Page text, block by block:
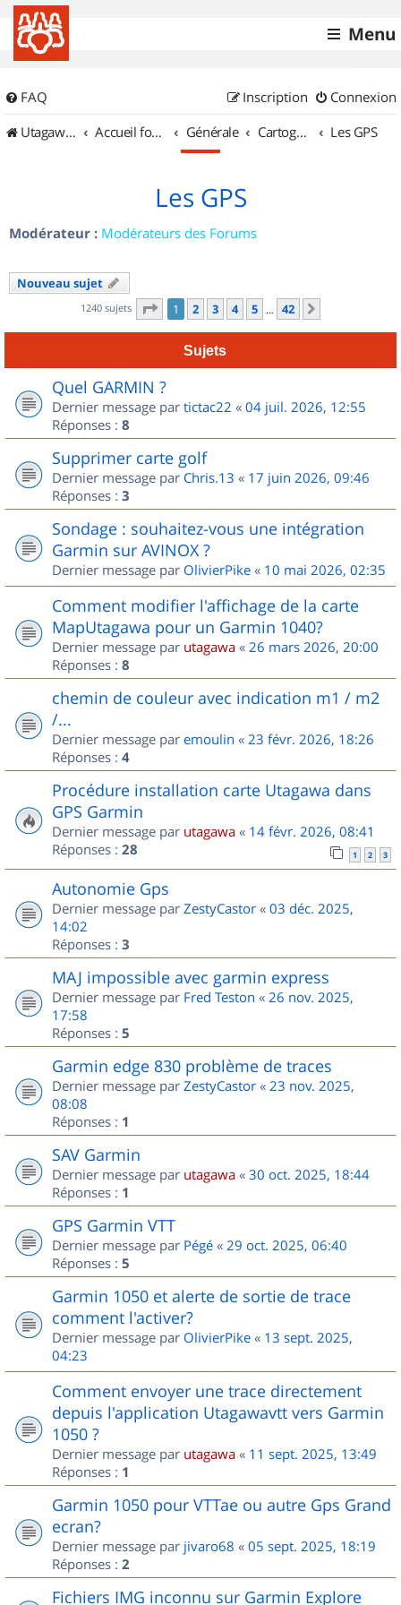
Menu
FAQ Connexion
Inscription
UtagawaVTT (Randos VTT et VTTAE avec traces GPS)
Accueil forum Générale Cartographie et GPS Les GPS
Les GPS
Modérateur : Modérateurs des Forums
Nouveau sujet
1240 sujets Page 1sur
1 2 3 4 5 … 42
Sujets
Quel GARMIN ?
Dernier message par tictac22 « 04 juil. 2026, 12:55
Réponses : 8
Supprimer carte golf
Dernier message par Chris.13 « 17 juin 2026, 09:46
Réponses : 3
Sondage : souhaitez-vous une intégration
Garmin sur AVINOX ?
Dernier message par OlivierPike « 10 mai 2026, 02:35
Comment modifier l'affichage de la carte
MapUtagawa pour un Garmin 1040?
Dernier message par utagawa « 26 mars 2026, 20:00
Réponses : 8
chemin de couleur avec indication m1 / m2
/...
Dernier message par emoulin « 23 févr. 2026, 18:26
Réponses : 4
Procédure installation carte Utagawa dans
GPS Garmin
Dernier message par utagawa « 14 févr. 2026, 08:41
Réponses : 28 1 2 3
Autonomie Gps
Dernier message par ZestyCastor « 03 déc. 2025,
14:02
Réponses : 3
MAJ impossible avec garmin express
Dernier message par Fred Teston « 26 nov. 2025,
17:58
Réponses : 5
Garmin edge 830 problème de traces
Dernier message par ZestyCastor « 23 nov. 2025,
08:08
Réponses : 1
SAV Garmin
Dernier message par utagawa « 30 oct. 2025, 18:44
Réponses : 1
GPS Garmin VTT
Dernier message par Pégé « 29 oct. 2025, 06:40
Réponses : 5
Garmin 1050 et alerte de sortie de trace
comment l'activer?
Dernier message par OlivierPike « 13 sept. 2025,
04:23
Comment envoyer une trace directement
depuis l'application Utagawavtt vers Garmin
1050 ?
Dernier message par utagawa « 11 sept. 2025, 13:49
Réponses : 1
Garmin 1050 pour VTTae ou autre Gps Grand
ecran?
Dernier message par jivaro68 « 05 sept. 2025, 18:19
Réponses : 2
Fichiers IMG inconnu sur Garmin Explore